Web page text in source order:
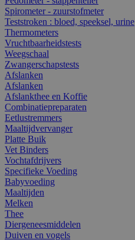
Spirometer - zuurstofmeter
Teststroken : bloed, speeksel, urine
Thermometers
Vruchtbaarheidstests
Weegschaal
Zwangerschapstests
Afslanken
Afslanken
Afslankthee en Koffie
Combinatiepreparaten
Eetlustremmers
Maaltijdvervanger
Platte Buik
Vet Binders
Vochtafdrijvers
Specifieke Voeding
Babyvoeding
Maaltijden
Melken
Thee
Diergeneesmiddelen
Duiven en vogels